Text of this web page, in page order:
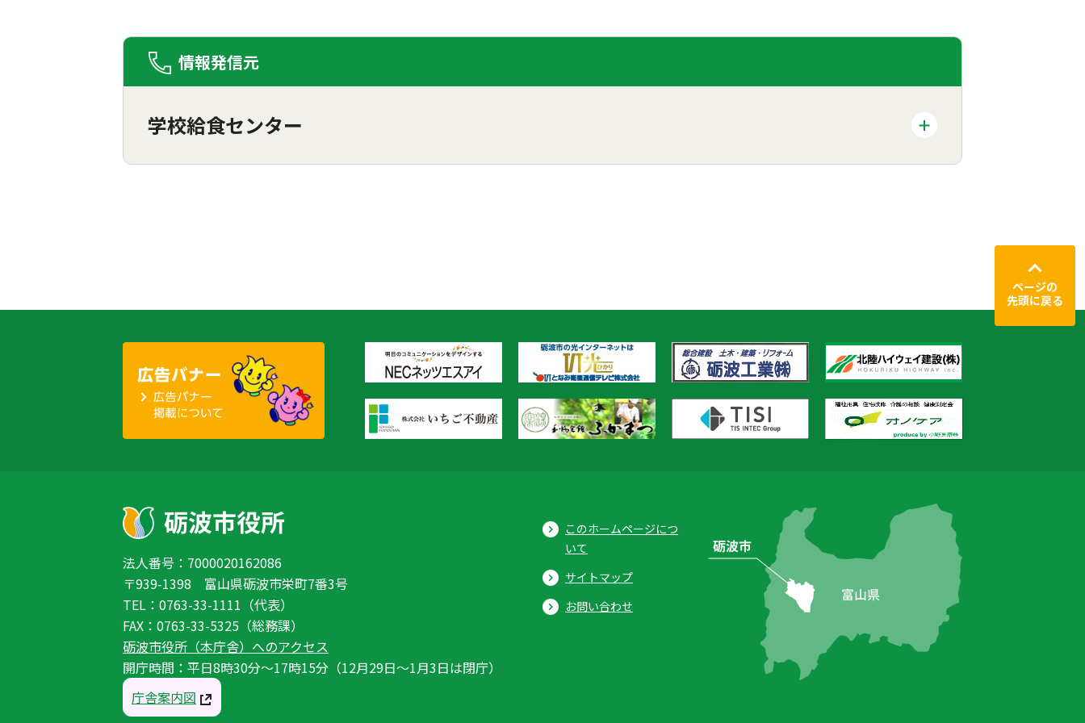
情報発信元
学校給食センター
ページの
先頭に戻る
法人番号：7000020162086
〒939-1398 富山県砺波市栄町7番3号
TEL：0763-33-1111（代表）
FAX：0763-33-5325（総務課）
砺波市役所（本庁舎）へのアクセス
開庁時間：平日8時30分〜17時15分（12月29日〜1月3日は閉庁）
庁舎案内図
このホームページにつ
いて
サイトマップ
お問い合わせ